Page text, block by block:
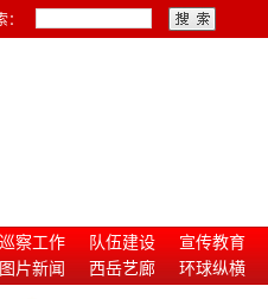
：
巡察工作 队伍建设 宣传教育
图片新闻 西岳艺廊 环球纵横